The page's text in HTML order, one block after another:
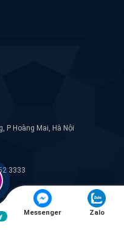
P Hoàng Mai, Hà Nội
3333
Messenger Zalo